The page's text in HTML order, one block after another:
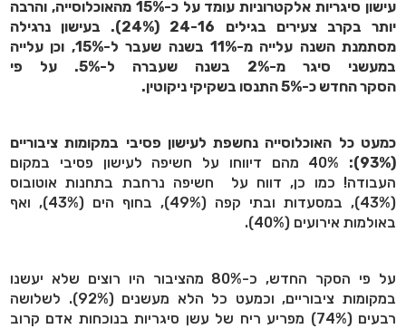
עישון סיגריות אלקטרוניות עומד על כ-15% מהאוכלוסייה, והרבה
יותר בקרב צעירים בגילים 24-16 (24%). בעישון נרגילה
מסתמנת השנה עלייה מ-11% בשנה שעבר ל-15%, וכן עלייה
במעשני סיגר מ-2% בשנה שעברה ל-5%. על פי
הסקר החדש כ-5% התנסו בשקיקי ניקוטין.
כמעט כל האוכלוסייה נחשפת לעישון פסיבי במקומות ציבוריים
40% מהם דיווחו על חשיפה לעישון פסיבי במקום
העבודה! כמו כן, דווח על חשיפה נרחבת בתחנות אוטובוס
(43%), במסעדות ובתי קפה (49%), בחוף הים (43%), ואף
באולמות אירועים (40%).
על פי הסקר החדש, כ-80% מהציבור היו רוצים שלא יעשנו
במקומות ציבוריים, וכמעט כל הלא מעשנים (92%). לשלושה
רבעים (74%) מפריע ריח של עשן סיגריות בנוכחות אדם קרוב